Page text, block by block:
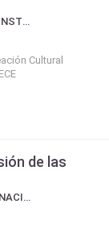
FUNDACIÓN WALTER BENJAMIN - INSTITUTO DE COMUNICACIÓN Y CULTURA CONTEMPORÁNEA
Cultural
de las
IUNA INSTITUTO UNIVERSITARIO NACIONAL DEL ARTE